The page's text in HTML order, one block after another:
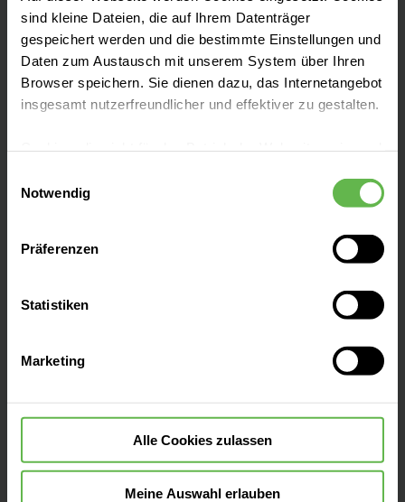
sind kleine Dateien, die auf Ihrem Datenträger
gespeichert werden und die bestimmte Einstellungen und
Daten zum Austausch mit unserem System über Ihren
Browser speichern. Sie dienen dazu, das Internetangebot
insgesamt nutzerfreundlicher und effektiver zu gestalten.
eingesetzt werden.
Es steht Ihnen frei, unsere Seite mit nur den notwendigen
Cookies zu benutzen, eine individuelle Auswahl
oder durch Auswahl von „Alle Cookies akzeptieren“ in die
widerrufen.
Notwendig
Präferenzen
Statistiken
Marketing
Alle Cookies zulassen
Meine Auswahl erlauben
Fachbereiche
Besucherinformationen
Folgen Sie uns